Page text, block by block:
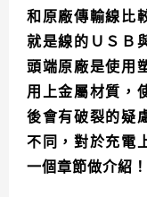
和原廠傳輸線比
就是線的ＵＳＢ
頭端原廠是使用
用上金屬材質，
後會有破裂的疑
不同，對於充電
一個章節做介紹！